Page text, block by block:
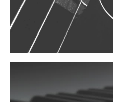
Micrófonos
Mano alámbrico
Instrumento alámbrico
Inalámbrico de mano
Inalámbrico para instrumento